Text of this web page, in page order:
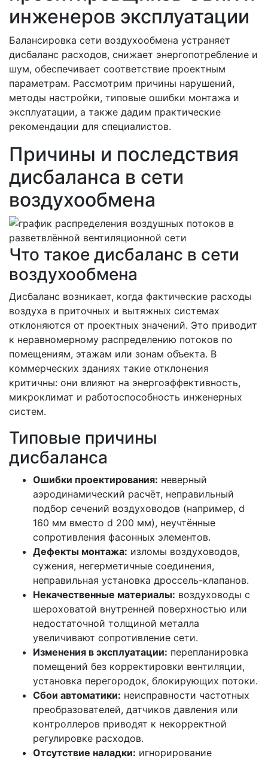
инженеров эксплуатации
Балансировка сети воздухообмена устраняет
дисбаланс расходов, снижает энергопотребление и
шум, обеспечивает соответствие проектным
параметрам. Рассмотрим причины нарушений,
методы настройки, типовые ошибки монтажа и
эксплуатации, а также дадим практические
рекомендации для специалистов.
Причины и последствия
дисбаланса в сети
воздухообмена
Что такое дисбаланс в сети
воздухообмена
Дисбаланс возникает, когда фактические расходы
воздуха в приточных и вытяжных системах
отклоняются от проектных значений. Это приводит
к неравномерному распределению потоков по
помещениям, этажам или зонам объекта. В
коммерческих зданиях такие отклонения
критичны: они влияют на энергоэффективность,
микроклимат и работоспособность инженерных
систем.
Типовые причины
дисбаланса
Ошибки проектирования: неверный
аэродинамический расчёт, неправильный
подбор сечений воздуховодов (например, d
160 мм вместо d 200 мм), неучтённые
сопротивления фасонных элементов.
Дефекты монтажа: изломы воздуховодов,
сужения, негерметичные соединения,
неправильная установка дроссель-клапанов.
Некачественные материалы: воздуховоды с
шероховатой внутренней поверхностью или
недостаточной толщиной металла
увеличивают сопротивление сети.
Изменения в эксплуатации: перепланировка
помещений без корректировки вентиляции,
установка перегородок, блокирующих потоки.
Сбои автоматики: неисправности частотных
преобразователей, датчиков давления или
контроллеров приводят к некорректной
регулировке расходов.
Отсутствие наладки: игнорирование